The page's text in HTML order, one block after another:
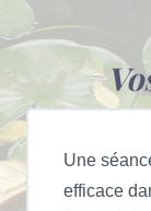
Une
efficace